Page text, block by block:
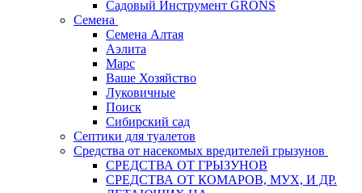
Садовый Инструмент GRONS
Семена
Семена Алтая
Аэлита
Марс
Ваше Хозяйство
Луковичные
Поиск
Сибирский сад
Септики для туалетов
Средства от насекомых вредителей грызунов
СPEДСТВА ОТ ГРЫЗУНОВ
СРЕДСТВА ОТ КОМАРОВ, МУХ, И ДР.